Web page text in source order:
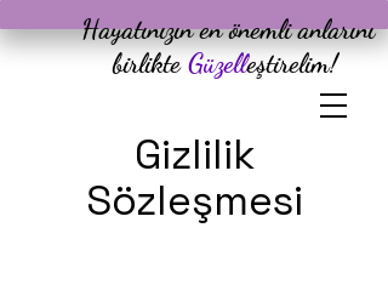
Hayatınızın en önemli anlarını
birlikteGüzelleştirelim!
Gizlilik
Sözleşmesi